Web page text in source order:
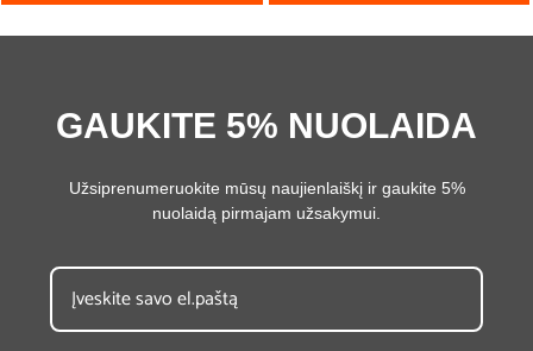
GAUKITE 5% NUOLAIDA
Užsiprenumeruokite mūsų naujienlaiškį ir gaukite 5%
nuolaidą pirmajam užsakymui.